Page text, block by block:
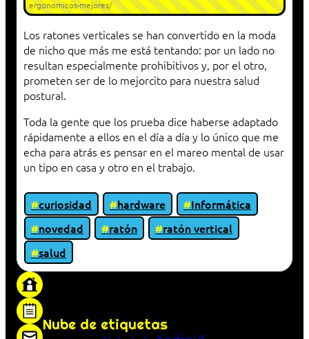
ergonomicos-mejores/
Los ratones verticales se han convertido en la moda
de nicho que más me está tentando: por un lado no
resultan especialmente prohibitivos y, por el otro,
prometen ser de lo mejorcito para nuestra salud
postural.
Toda la gente que los prueba dice haberse adaptado
rápidamente a ellos en el día a día y lo único que me
echa para atrás es pensar en el mareo mental de usar
un tipo en casa y otro en el trabajo.
curiosidad hardware
Informática
novedad
ratón
ratón vertical
salud
Nube de etiquetas